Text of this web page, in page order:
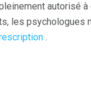
autorisé à
les psychologues
.